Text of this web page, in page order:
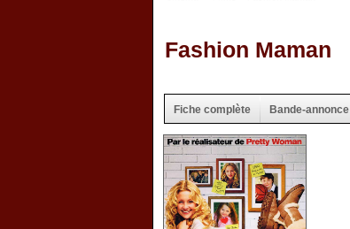
Fashion Maman
Fiche complète Bande-annonce